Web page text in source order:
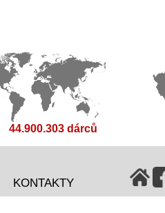
44.900.303 dárců
KONTAKTY